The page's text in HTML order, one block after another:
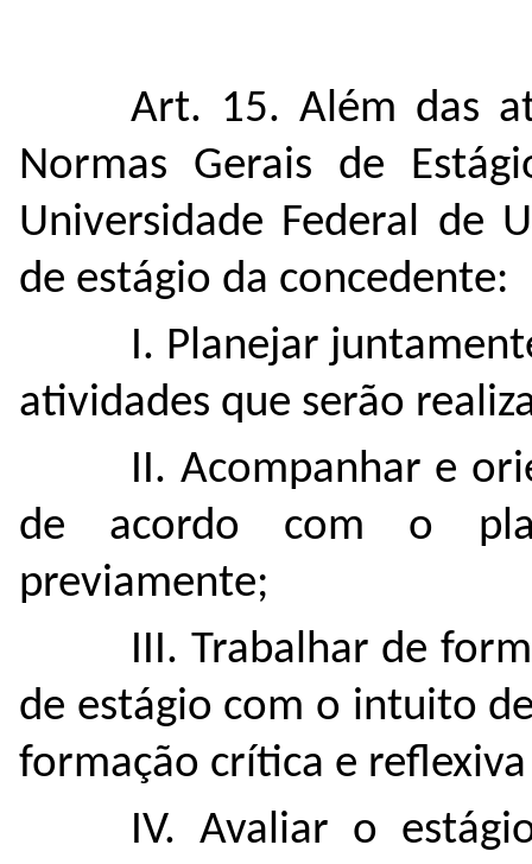
Art. 15. Além das
Normas Gerais de
Universidade Federal de
de estágio da concedente:
I. Planejar
atividades que serão
II. Acompanhar e
de acordo com o
previamente;
III. Trabalhar de
de estágio com o intuito
formação crítica e
IV. Avaliar o